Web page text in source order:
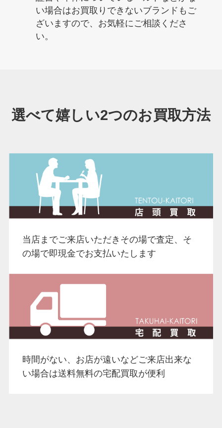
い場合はお買取りできないブランドもご
ざいますので、お気軽にご相談くださ
い。
選べて嬉しい2つのお買取方法
当店までご来店いただきその場で査定、そ
の場で即現金でお支払いたします
時間がない、お店が遠いなどご来店出来な
い場合は送料無料の宅配買取が便利